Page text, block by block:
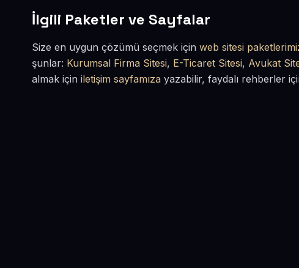
İlgili Paketler ve Sayfalar
Size en uygun çözümü seçmek için web sitesi
şunlar: Kurumsal Firma Sitesi, E-Ticaret Sitesi, Avukat
almak için iletişim sayfamıza yazabilir, faydalı rehberler